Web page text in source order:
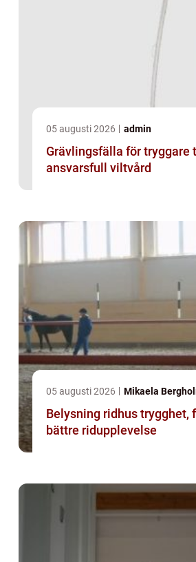
05 augusti 2026 admin
Grävlingsfälla för tryggare
ansvarsfull viltvård
05 augusti 2026 Mikaela
Belysning ridhus trygghet, funktion och
bättre ridupplevelse